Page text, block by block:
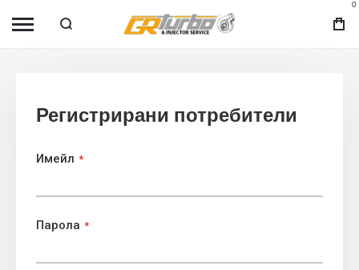
0
Регистрирани потребители
Имейл
Парола